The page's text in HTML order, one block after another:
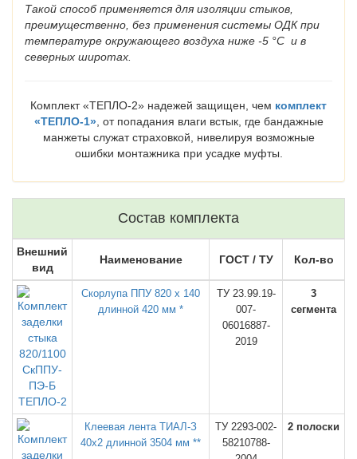
Такой способ применяется для изоляции стыков,
преимущественно, без применения системы ОДК при
температуре окружающего воздуха ниже -5 °C и в
северных широтах.
Комплект «ТЕПЛО-2» надежей защищен, чем комплект
«ТЕПЛО-1», от попадания влаги встык, где бандажные
манжеты служат страховкой, нивелируя возможные
ошибки монтажника при усадке муфты.
Состав комплекта
Внешний
вид
Наименование ГОСТ / ТУ Кол-во
Скорлупа ППУ 820 х 140
длинной 420 мм *
ТУ 23.99.19-
007-
06016887-
2019
3
сегмента
Клеевая лента ТИАЛ-З
40х2 длинной 3504 мм **
ТУ 2293-002-
58210788-
2 полоски